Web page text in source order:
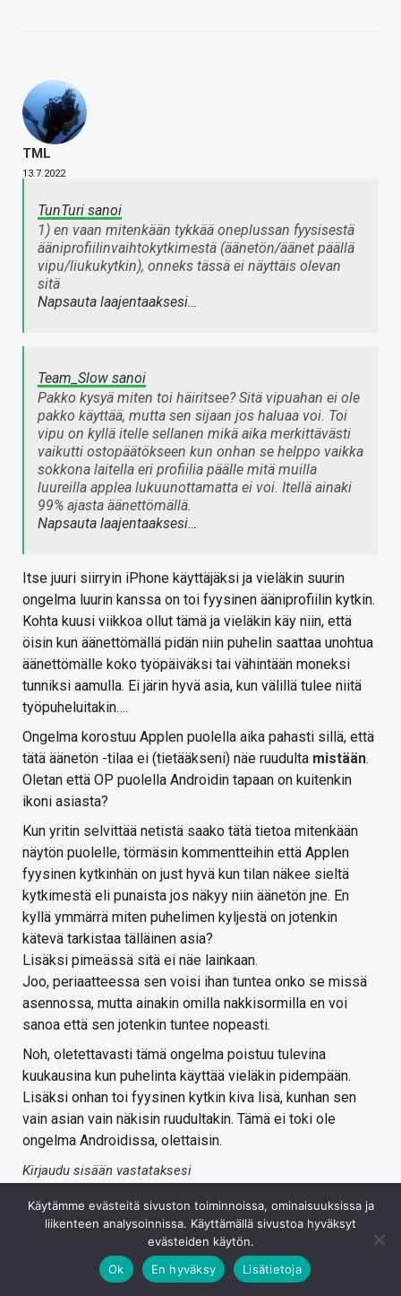
TML
13.7.2022
TunTuri sanoi
1) en vaan mitenkään tykkää oneplussan fyysisestä
ääniprofiilinvaihtokytkimestä (äänetön/äänet päällä
vipu/liukukytkin), onneks tässä ei näyttäis olevan
sitä
Napsauta laajentaaksesi…
Team_Slow sanoi
Pakko kysyä miten toi häiritsee? Sitä vipuahan ei ole
pakko käyttää, mutta sen sijaan jos haluaa voi. Toi
vipu on kyllä itelle sellanen mikä aika merkittävästi
vaikutti ostopäätökseen kun onhan se helppo vaikka
sokkona laitella eri profiilia päälle mitä muilla
luureilla applea lukuunottamatta ei voi. Itellä ainaki
99% ajasta äänettömällä.
Napsauta laajentaaksesi…
Itse juuri siirryin iPhone käyttäjäksi ja vieläkin suurin
ongelma luurin kanssa on toi fyysinen ääniprofiilin kytkin.
Kohta kuusi viikkoa ollut tämä ja vieläkin käy niin, että
öisin kun äänettömällä pidän niin puhelin saattaa unohtua
äänettömälle koko työpäiväksi tai vähintään moneksi
tunniksi aamulla. Ei järin hyvä asia, kun välillä tulee niitä
työpuheluitakin….
Ongelma korostuu Applen puolella aika pahasti sillä, että
tätä äänetön -tilaa ei (tietääkseni) näe ruudulta mistään.
Oletan että OP puolella Androidin tapaan on kuitenkin
ikoni asiasta?
Kun yritin selvittää netistä saako tätä tietoa mitenkään
näytön puolelle, törmäsin kommentteihin että Applen
fyysinen kytkinhän on just hyvä kun tilan näkee sieltä
kytkimestä eli punaista jos näkyy niin äänetön jne. En
kyllä ymmärrä miten puhelimen kyljestä on jotenkin
kätevä tarkistaa tälläinen asia?
Lisäksi pimeässä sitä ei näe lainkaan.
Joo, periaatteessa sen voisi ihan tuntea onko se missä
asennossa, mutta ainakin omilla nakkisormilla en voi
sanoa että sen jotenkin tuntee nopeasti.
Noh, oletettavasti tämä ongelma poistuu tulevina
kuukausina kun puhelinta käyttää vieläkin pidempään.
Lisäksi onhan toi fyysinen kytkin kiva lisä, kunhan sen
vain asian vain näkisin ruudultakin. Tämä ei toki ole
ongelma Androidissa, olettaisin.
Kirjaudu sisään vastataksesi
Käytämme evästeitä sivuston toiminnoissa, ominaisuuksissa ja
liikenteen analysoinnissa. Käyttämällä sivustoa hyväksyt
evästeiden käytön.
Ok
En hyväksy Lisätietoja